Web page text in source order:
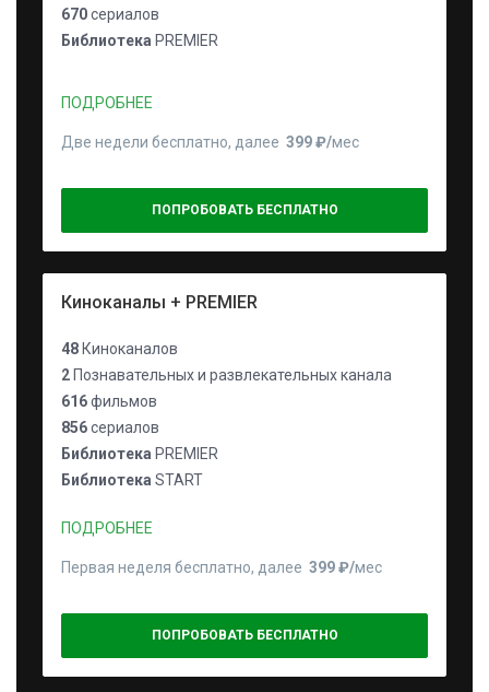
670сериалов
Библиотека PREMIER
ПОДРОБНЕЕ
Две недели бесплатно, далее 399 ₽⁠/⁠мес
ПОПРОБОВАТЬ БЕСПЛАТНО
Киноканалы + PREMIER
48 Киноканалов
2 Познавательных и развлекательных канала
616фильмов
856сериалов
Библиотека PREMIER
Библиотека START
ПОДРОБНЕЕ
Первая неделя бесплатно, далее 399 ₽⁠/⁠мес
ПОПРОБОВАТЬ БЕСПЛАТНО